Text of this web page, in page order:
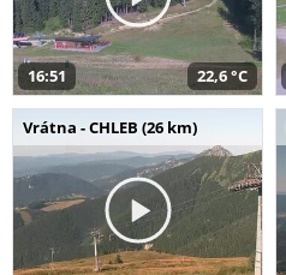
16:51 22,6 °C
Vrátna - CHLEB (26 km)